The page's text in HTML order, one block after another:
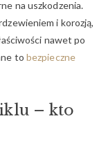
na uszkodzenia.
i korozją,
nawet po
to bezpieczne
– kto